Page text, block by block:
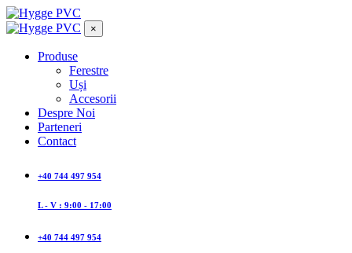
×
Produse
Ferestre
Uși
Accesorii
Despre Noi
Parteneri
Contact
+40 744 497 954
L - V : 9:00 - 17:00
+40 744 497 954